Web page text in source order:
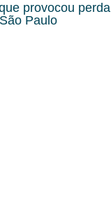
provocou perda
Paulo